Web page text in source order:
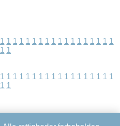
1 1 1 1 1 1 1 1 1 1 1 1 1 1 1 1 1 1
1 1
1 1 1 1 1 1 1 1 1 1 1 1 1 1 1 1 1 1
1 1